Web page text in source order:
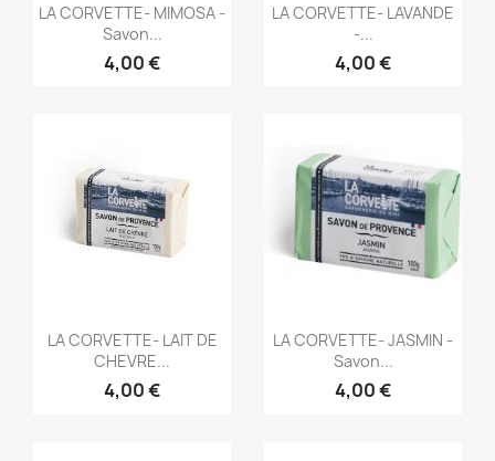
Aperçu rapide
LA CORVETTE- MIMOSA -
Savon...
4,00 €
Aperçu rapide
LA CORVETTE- LAVANDE
-...
4,00 €
Aperçu rapide
LA CORVETTE- LAIT DE
CHEVRE...
4,00 €
Aperçu rapide
LA CORVETTE- JASMIN -
Savon...
4,00 €